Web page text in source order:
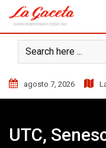
content
agosto 7, 2026
UTC,